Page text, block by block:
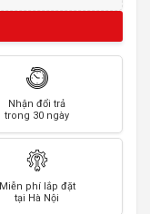
Nhận đổi trả
trong 30 ngày
Miễn phí lắp đặt
tại Hà Nội